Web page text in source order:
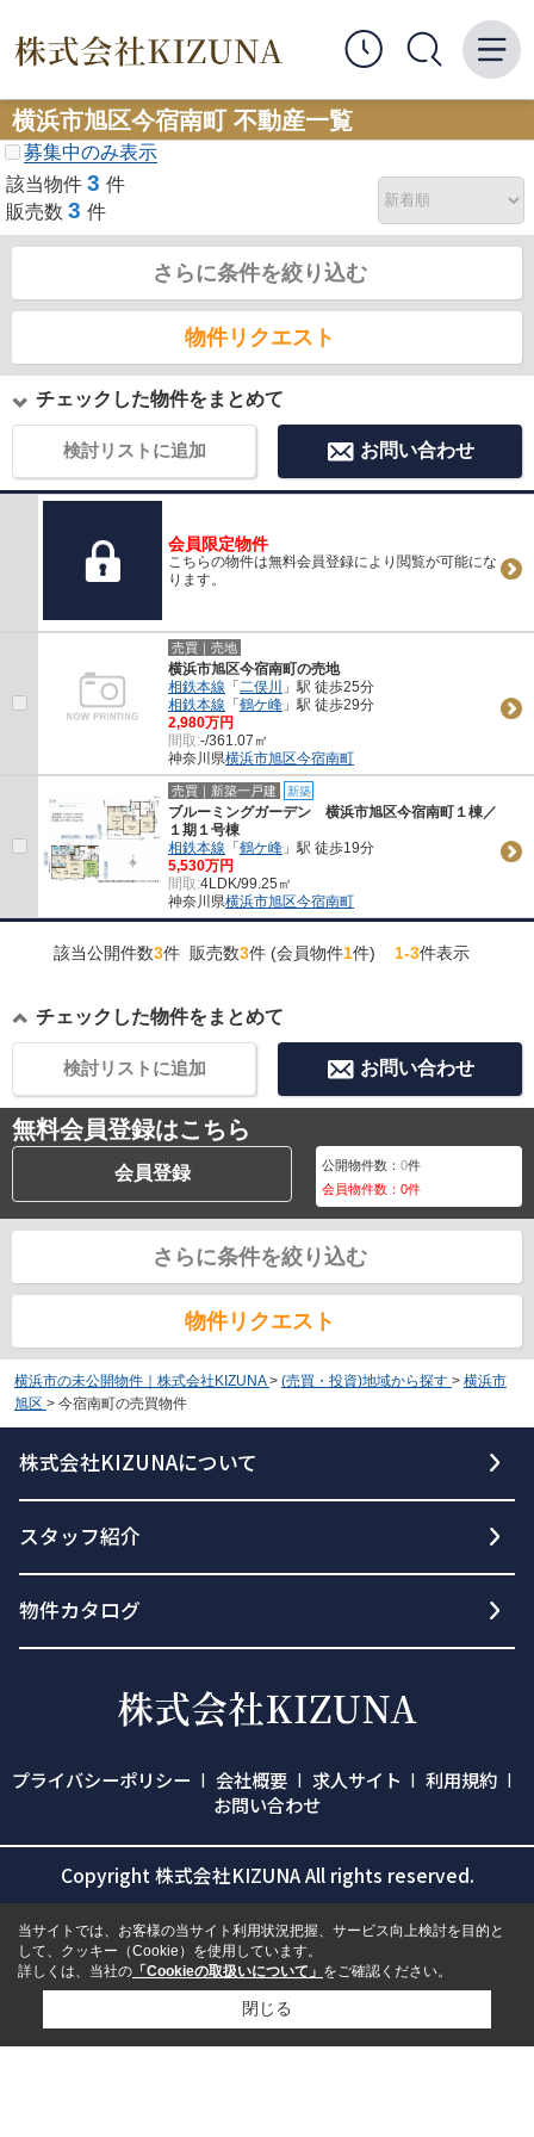
横浜市旭区今宿南町 不動産一覧
募集中のみ表示
該当物件 3 件
販売数 3 件
さらに条件を絞り込む
物件リクエスト
チェックした物件をまとめて
検討リストに追加 お問い合わせ
会員限定物件
こちらの物件は無料会員登録により閲覧が可能にな
ります。
売買｜売地
横浜市旭区今宿南町の売地
相鉄本線 「二俣川
」駅 徒歩25分
相鉄本線 「鶴ケ峰 」駅 徒歩29分
2,980万円
間取:-/361.07㎡
神奈川県横浜市旭区今宿南町
売買｜新築一戸建 新築
ブルーミングガーデン 横浜市旭区今宿南町１棟／
１期１号棟
相鉄本線 「鶴ケ峰 」駅 徒歩19分
5,530万円
間取:4LDK/99.25㎡
神奈川県横浜市旭区今宿南町
該当公開件数3件 販売数3件 (会員物件1件) 1-3件表示
チェックした物件をまとめて
お問い合わせ
検討リストに追加
無料会員登録はこちら
会員登録 公開物件数：0件
会員物件数：0件
さらに条件を絞り込む
物件リクエスト
横浜市の未公開物件｜株式会社KIZUNA > (売買・投資)地域から探す > 横浜市
旭区 > 今宿南町の売買物件
株式会社KIZUNAについて
スタッフ紹介
物件カタログ
プライバシーポリシー 会社概要 求人サイト
利用規約
お問い合わせ
Copyright 株式会社KIZUNA All rights reserved.
当サイトでは、お客様の当サイト利用状況把握、サービス向上検討を目的と
して、クッキー（Cookie）を使用しています。
詳しくは、当社の 「Cookieの取扱いについて」 をご確認ください。
閉じる